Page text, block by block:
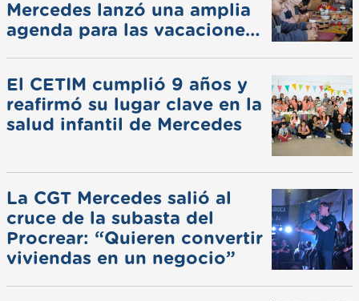
Mercedes lanzó una amplia
agenda para las vacaciones
El CETIM cumplió 9 años y
reafirmó su lugar clave en la
salud infantil de Mercedes
La CGT Mercedes salió al
cruce de la subasta del
Procrear: “Quieren convertir
viviendas en un negocio”